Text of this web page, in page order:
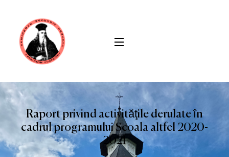
Raport privind activităţile derulate în
cadrul programului Scoala altfel 2020-
2021